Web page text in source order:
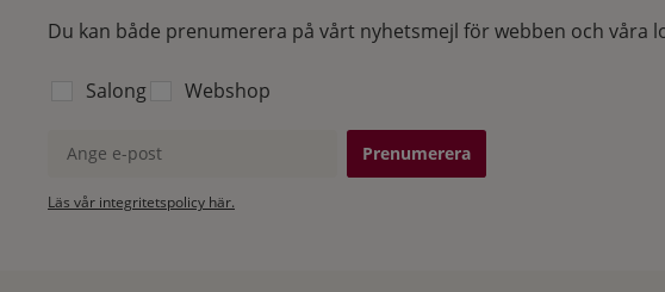
Du kan både prenumerera på vårt nyhetsmejl för webben och våra
Välj vilken lista du vill prenumerera på:
Salong
Webshop
Ange e-post
Läs vår integritetspolicy här.